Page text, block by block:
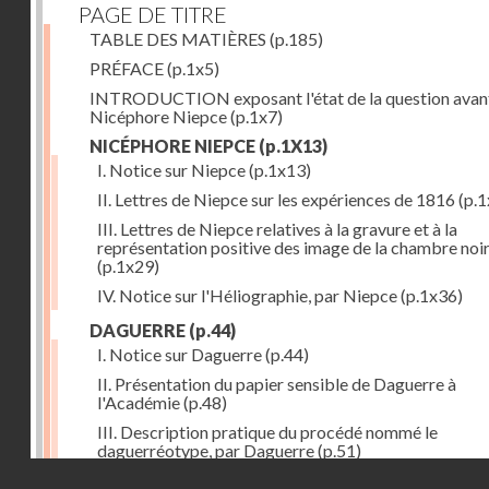
PAGE DE TITRE
TABLE DES MATIÈRES (p.185)
PRÉFACE(p.1x5)
INTRODUCTION exposant l'état de la question
Nicéphore Niepce(p.1x7)
NICÉPHORE NIEPCE (p.1X13)
I. Notice sur Niepce(p.1x13)
II. Lettres de Niepce sur les expériences de 1816
III. Lettres de Niepce relatives à la gravure et à la
représentation positive des image de la chambre
(p.1x29)
IV. Notice sur l'Héliographie, par Niepce(p.1x36)
DAGUERRE (p.44)
I. Notice sur Daguerre(p.44)
II. Présentation du papier sensible de Daguerre à
l'Académie(p.48)
III. Description pratique du procédé nommé le
daguerréotype, par Daguerre(p.51)